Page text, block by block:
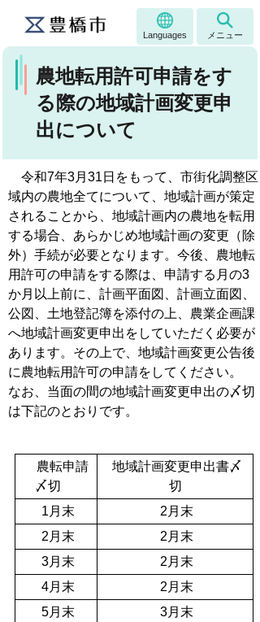
Languages メニュー
農地転用許可申請をす
る際の地域計画変更申
出について
令和7年3月31日をもって、市街化調整区
域内の農地全てについて、地域計画が策定
されることから、地域計画内の農地を転用
する場合、あらかじめ地域計画の変更（除
外）手続が必要となります。今後、農地転
用許可の申請をする際は、申請する月の3
か月以上前に、計画平面図、計画立面図、
公図、土地登記簿を添付の上、農業企画課
へ地域計画変更申出をしていただく必要が
あります。その上で、地域計画変更公告後
に農地転用許可の申請をしてください。
なお、当面の間の地域計画変更申出の〆切
は下記のとおりです。
農転申請
〆切
地域計画変更申出書〆
切
1月末
2月末
2月末
2月末
3月末
2月末
4月末
2月末
5月末
3月末